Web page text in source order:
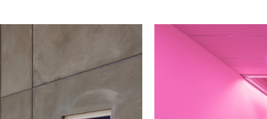
1236
/upload/news/
Elmgreen & Dragset
November 24, 2023 -
Installation view ofBonne
© Photo Andrea Rossetti et